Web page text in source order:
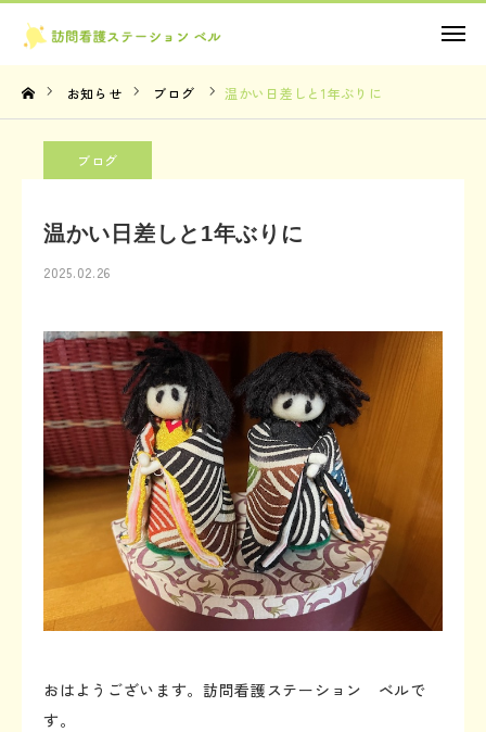
お知らせ ブログ 温かい日差しと1年ぶりに
ブログ
温かい日差しと1年ぶりに
2025.02.26
おはようございます。訪問看護ステーション ベルで
す。
お問い合わせ
TOP
お知らせ
お問い合わせ